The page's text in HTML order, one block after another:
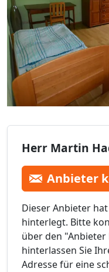
Herr Martin
Anbieter
Dieser Anbieter
hinterlegt. Bitte
über den
hinterlassen Sie
Adresse für eine